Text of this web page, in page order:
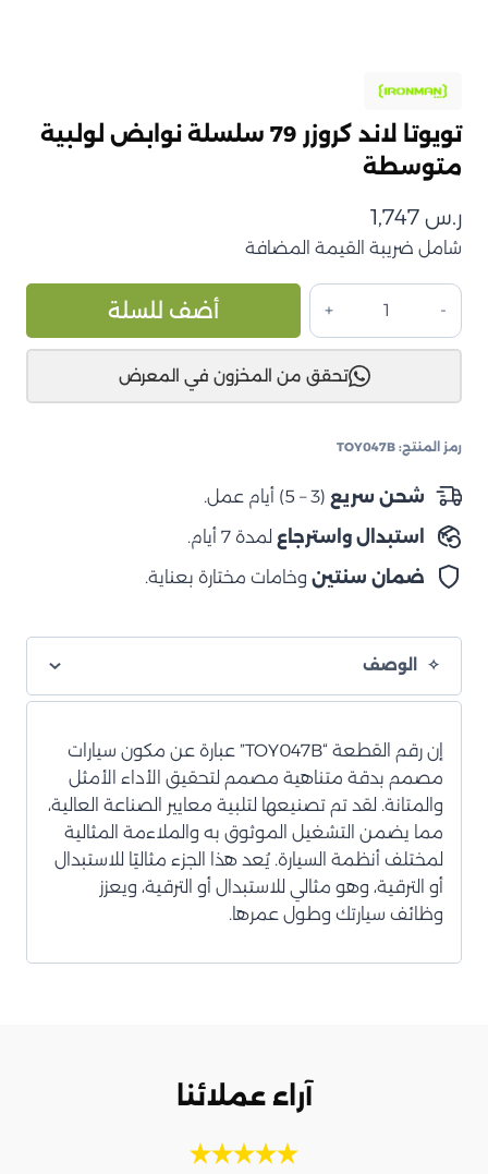
تويوتا لاند كروزر 79 سلسلة نوابض لولبية
متوسطة
ر.س
شامل ضريبة القيمة المضافة
كمية
تويوتا
لاند
79
نوابض
لولبية
أضف للسلة
تحقق من المخزون في المعرض
رمز المنتج: TOY047B
شحن سريع (3 – 5) أيام عمل.
استبدال واسترجاع لمدة 7 أيام.
ضمان سنتين وخامات مختارة بعناية.
الوصف
إن رقم القطعة “TOY047B” عبارة عن مكون سيارات
مصمم بدقة متناهية مصمم لتحقيق الأداء الأمثل
والمتانة. لقد تم تصنيعها لتلبية معايير الصناعة العالية،
مما يضمن التشغيل الموثوق به والملاءمة المثالية
لمختلف أنظمة السيارة. يُعد هذا الجزء مثاليًا للاستبدال
أو الترقية، وهو مثالي للاستبدال أو الترقية، ويعزز
وظائف سيارتك وطول عمرها.
آراء عملائنا